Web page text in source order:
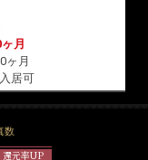
ヶ月
0ヶ月
居可
数
還元率UP